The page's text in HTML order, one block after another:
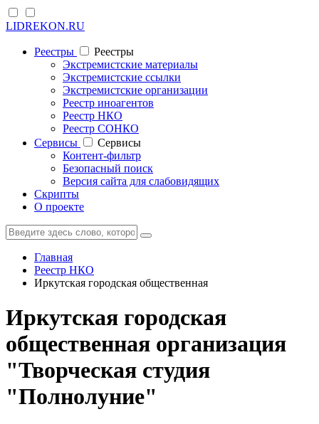
LIDREKON.RU
Реестры
Реестры
Экстремистские материалы
Экстремистские ссылки
Экстремистские организации
Реестр иноагентов
Реестр НКО
Реестр СОНКО
Cервисы
Cервисы
Контент-фильтр
Безопасный поиск
Версия сайта для слабовидящих
Скрипты
О проекте
Главная
Реестр НКО
Иркутская городская общественная
Иркутская городская
общественная организация
"Творческая студия
"Полнолуние"